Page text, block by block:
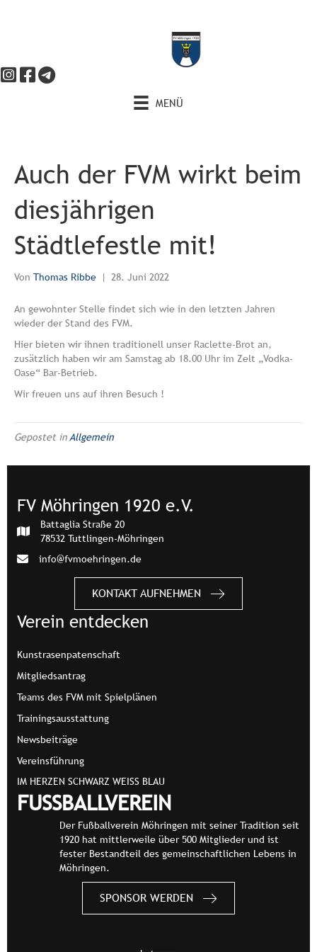
MENÜ
Auch der FVM wirkt beim
diesjährigen
Städtlefestle mit!
Von Thomas Ribbe | 28. Juni 2022
An gewohnter Stelle findet sich wie in den letzten Jahren
wieder der Stand des FVM.
Hier bieten wir ihnen traditionell unser Raclette-Brot an,
zusätzlich haben wir am Samstag ab 18.00 Uhr im Zelt „Vodka-
Oase“ Bar-Betrieb.
Wir freuen uns auf ihren Besuch !
Gepostet in Allgemein
FV Möhringen 1920 e.V.
Battaglia Straße 20
78532 Tuttlingen-Möhringen
info@fvmoehringen.de
KONTAKT AUFNEHMEN
Verein entdecken
Kunstrasenpatenschaft
Mitgliedsantrag
Teams des FVM mit Spielplänen
Trainingsausstattung
Newsbeiträge
Vereinsführung
IM HERZEN SCHWARZ WEISS BLAU
FUSSBALLVEREIN
Der Fußballverein Möhringen mit seiner Tradition seit
1920 hat mittlerweile über 500 Mitglieder und ist
fester Bestandteil des gemeinschaftlichen Lebens in
Möhringen.
SPONSOR WERDEN